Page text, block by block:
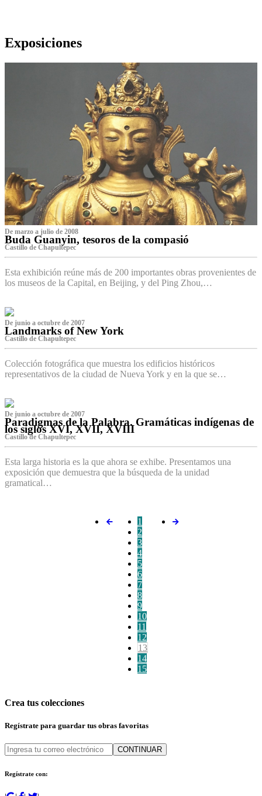
Exposiciones
De marzo a julio de 2008
Buda Guanyin, tesoros de la compasió
Castillo de Chapultepec
Esta exhibición reúne más de 200 importantes obras provenientes de
los museos de la Capital, en Beijing, y del Ping Zhou,…
De junio a octubre de 2007
Landmarks of New York
Castillo de Chapultepec
Colección fotográfica que muestra los edificios históricos
representativos de la ciudad de Nueva York y en la que se…
De junio a octubre de 2007
Paradigmas de la Palabra. Gramáticas indígenas de
los siglos XVI, XVII, XVIII
Castillo de Chapultepec
Esta larga historia es la que ahora se exhibe. Presentamos una
exposición que demuestra que la búsqueda de la unidad
gramatical…
1
2
3
4
5
6
7
8
9
10
11
12
13
14
15
Crea tus colecciones
Regístrate para guardar tus obras favoritas
CONTINUAR
Regístrate con: